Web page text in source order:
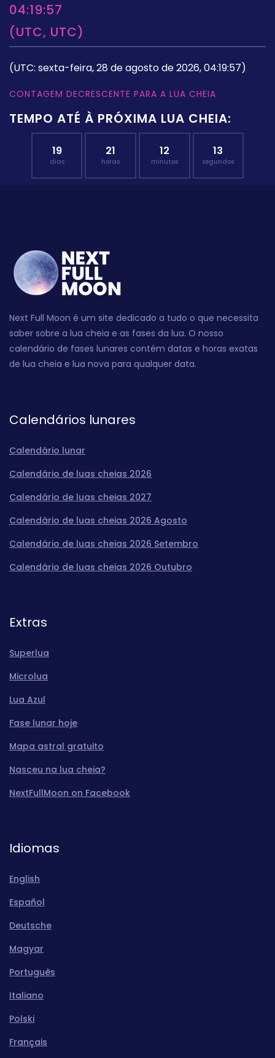
04:19:57
(UTC, UTC)
(UTC: sexta-feira, 28 de agosto de 2026, 04:19:57)
CONTAGEM DECRESCENTE PARA A LUA CHEIA
TEMPO ATÉ À PRÓXIMA LUA CHEIA:
19
dias
21
horas
12
minutos
12
segundos
Next Full Moon é um site dedicado a tudo o que necessita
saber sobre a lua cheia e as fases da lua. O nosso
calendário de fases lunares contém datas e horas exatas
de lua cheia e lua nova para qualquer data.
Calendários lunares
Calendário lunar
Calendário de luas cheias 2026
Calendário de luas cheias 2027
Calendário de luas cheias 2026 Agosto
Calendário de luas cheias 2026 Setembro
Calendário de luas cheias 2026 Outubro
Extras
Superlua
Microlua
Lua Azul
Fase lunar hoje
Mapa astral gratuito
Nasceu na lua cheia?
NextFullMoon on Facebook
Idiomas
English
Español
Deutsche
Magyar
Português
Italiano
Polski
Français